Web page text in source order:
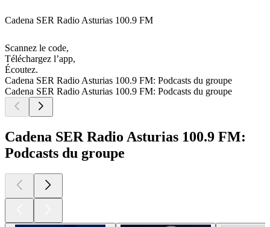
Cadena SER Radio Asturias 100.9 FM
Scannez le code,
Téléchargez l’app,
Écoutez.
Cadena SER Radio Asturias 100.9 FM: Podcasts du groupe
Cadena SER Radio Asturias 100.9 FM: Podcasts du groupe
Cadena SER Radio Asturias 100.9 FM:
Podcasts du groupe